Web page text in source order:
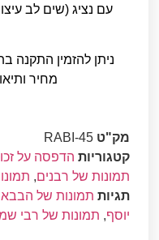
עם נציג (שים לב
ניתן להזמין התקנה
מחיר
מק"טRABI-45
קטגוריות הדפסה על
תמונות של רבנים,
תגיות תמונות של הבבא
יוסף, תמונות של רבי